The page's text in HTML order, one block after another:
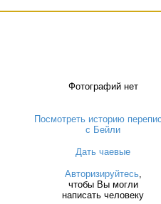
Фотографий нет
Посмотреть историю
с Бейли
Дать чаевые
Авторизируйтесь,
чтобы Вы могли
написать человеку